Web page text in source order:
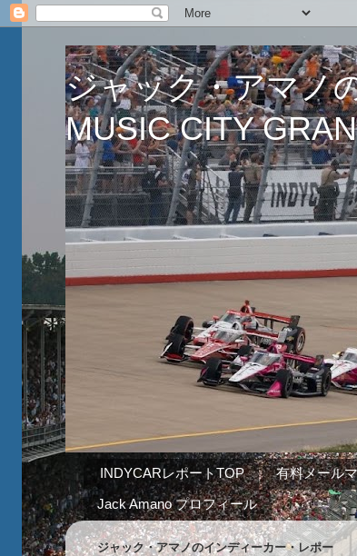
ジャック・アマノ
MUSIC CITY
INDYCARレポートTOP 有料メール
Jack Amano プロフィール
ジャック・アマノのインディーカー・レポー